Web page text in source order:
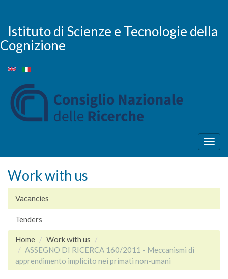
main
content
Istituto di Scienze e Tecnologie della
Cognizione
Work with us
Vacancies
Tenders
Home
Work with us
ASSEGNO DI RICERCA 160/2011 - Meccanismi di
apprendimento implicito nei primati non-umani